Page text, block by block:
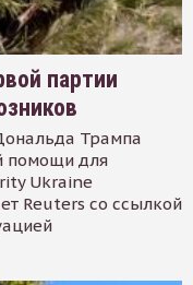
партии
Трампа
помощи для
Ukraine
Reuters со ссылкой